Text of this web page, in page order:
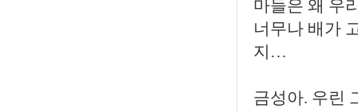
마들은 왜 우
너무나 배가
지…
금성아. 우린